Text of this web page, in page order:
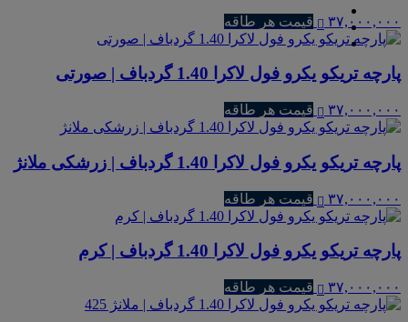
۳۷,۰۰۰,۰۰۰ قیمت هر طاقه
پارچه تریکو یکرو فول لاکرا 1.40 گردباف | صورتی
۳۷,۰۰۰,۰۰۰ قیمت هر طاقه
پارچه تریکو یکرو فول لاکرا 1.40 گردباف | زرشکی ملانژ
۳۷,۰۰۰,۰۰۰ قیمت هر طاقه
پارچه تریکو یکرو فول لاکرا 1.40 گردباف | کرم
۳۷,۰۰۰,۰۰۰ قیمت هر طاقه